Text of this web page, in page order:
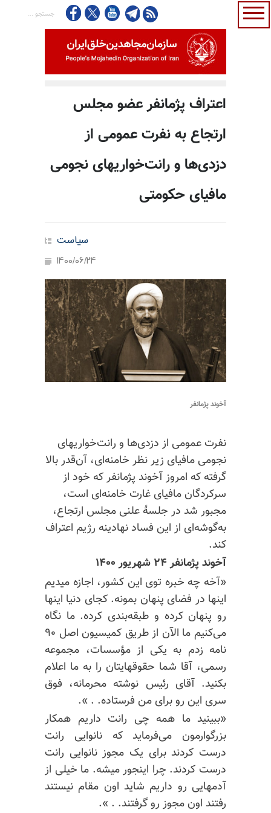
اعتراف پژمانفر عضو مجلس
ارتجاع به نفرت عمومی از
دزدی‌ها و رانت‌خواریهای نجومی
مافیای حکومتی
سیاست
1400/06/24
آخوند پژمانفر
نفرت عمومی از دزدی‌ها و رانت‌خواریهای
نجومی مافیای زیر نظر خامنه‌ای، آن‌قدر بالا
گرفته که امروز آخوند پژمانفر که خود از
سرکردگان مافیای غارت خامنه‌ای است،
مجبور شد در جلسهٔ علنی مجلس ارتجاع،
به‌گوشه‌ای از این فساد نهادینه رژیم اعتراف
کند.
آخوند پژمانفر ۲۴ شهریور ۱۴۰۰
«آخه چه خبره توی این کشور، اجازه میدیم
اینها در فضای پنهان بمونه. کجای دنیا اینها
رو پنهان کرده و طبقه‌بندی کرده. ما نگاه
می‌کنیم ما الآن از طریق کمیسیون اصل ۹۰
نامه زدم به یکی از مؤسسات، مجموعه
رسمی، آقا شما حقوقهایتان را به ما اعلام
بکنید. آقای رئیس نوشته محرمانه، فوق
سری این رو برای من فرستاده. . ».
«ببینید ما همه چی رانت داریم همکار
بزرگوارمون می‌فرماید که نانوایی رانت
درست کردند برای یک مجوز نانوایی رانت
درست کردند. چرا اینجور میشه. ما خیلی از
آدمهایی رو داریم شاید اون مقام نیستند
رفتند اون مجوز رو گرفتند. . ».